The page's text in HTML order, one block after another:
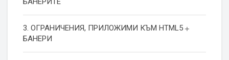
3. ОГРАНИЧЕНИЯ, ПРИЛОЖИМИ КЪМ HTML5
БАНЕРИ